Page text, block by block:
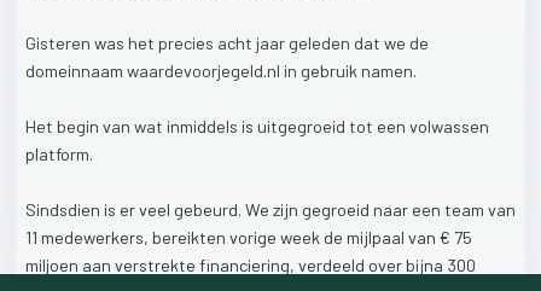
Gisteren was het precies acht jaar geleden dat we de
domeinnaam waardevoorjegeld.nl in gebruik namen.
Het begin van wat inmiddels is uitgegroeid tot een volwassen
platform.
Sindsdien is erveel gebeurd. We zijn gegroeid naar een team van
11 medewerkers, bereikten vorige week de mijlpaal van € 75
miljoen aan verstrekte financiering, verdeeld over bijna 300